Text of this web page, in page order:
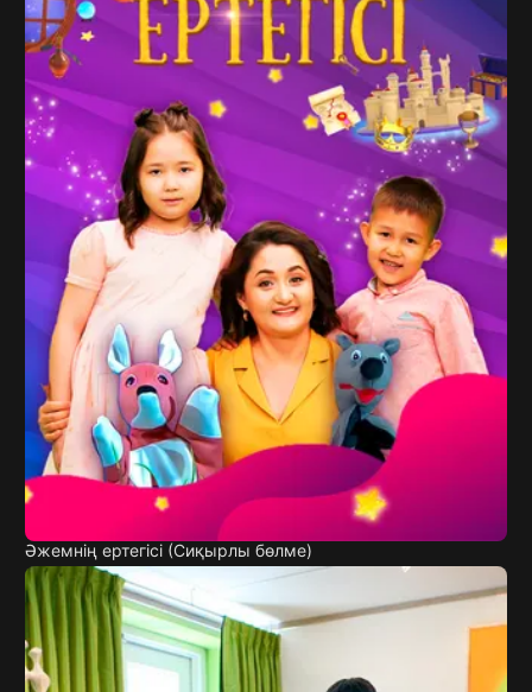
Әжемнің ертегісі (Сиқырлы бөлме)